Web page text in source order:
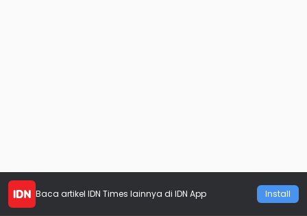
Baca artikel IDN Times lainnya di IDN App Install